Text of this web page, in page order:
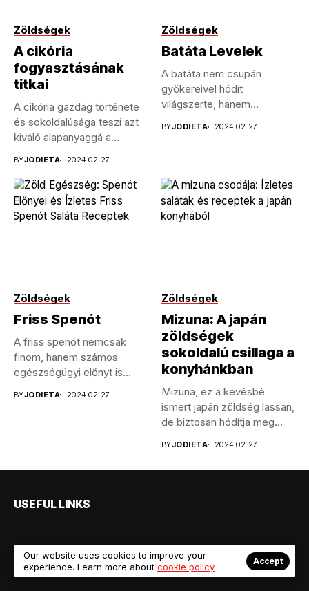
Zöldségek
A cikória
fogyasztásának
titkai
A cikória gazdag története
és sokoldalúsága teszi azt
kiváló alapanyaggá a
BYJODIETA 2024.02.27.
Zöldségek
Batáta Levelek
A batáta nem csupán
gyökereivel hódít
világszerte, hanem
BYJODIETA 2024.02.27.
Zöldségek
Friss Spenót
A friss spenót nemcsak
finom, hanem számos
egészségügyi előnyt is
BYJODIETA 2024.02.27.
Zöldségek
Mizuna: A japán
zöldségek
sokoldalú csillaga a
konyhánkban
Mizuna, ez a kevésbé
ismert japán zöldség lassan,
de biztosan hódítja meg...
BYJODIETA 2024.02.27.
USEFUL LINKS
SUBSCRIBE NOW
Our website uses cookies to improve your
experience. Learn more about cookie policy
Accept